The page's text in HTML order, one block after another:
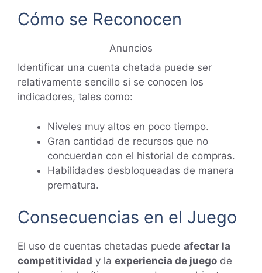
Cómo se Reconocen
Anuncios
Identificar una cuenta chetada puede ser
relativamente sencillo si se conocen los
indicadores, tales como:
Niveles muy altos en poco tiempo.
Gran cantidad de recursos que no
concuerdan con el historial de compras.
Habilidades desbloqueadas de manera
prematura.
Consecuencias en el Juego
El uso de cuentas chetadas puede afectar la
competitividad y la experiencia de juego de